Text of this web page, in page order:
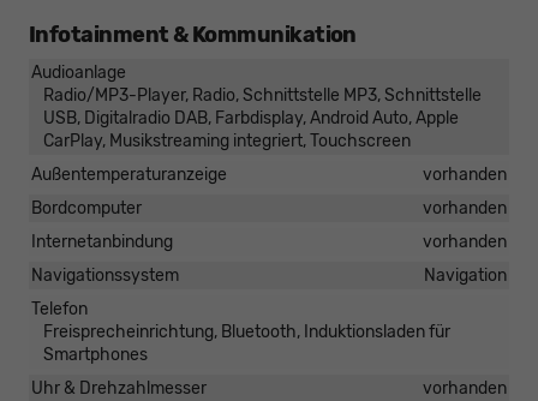
Infotainment & Kommunikation
Audioanlage
Radio/MP3-Player, Radio, Schnittstelle MP3, Schnittstelle
USB, Digitalradio DAB, Farbdisplay, Android Auto, Apple
CarPlay, Musikstreaming integriert, Touchscreen
Außentemperaturanzeige
vorhanden
Bordcomputer
vorhanden
Internetanbindung
vorhanden
Navigationssystem
Navigation
Telefon
Freisprecheinrichtung, Bluetooth, Induktionsladen für
Smartphones
Uhr & Drehzahlmesser
vorhanden